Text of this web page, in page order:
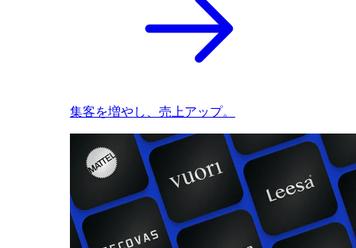
集客を増やし、売上アップ。